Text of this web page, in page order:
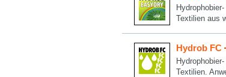
Textilien aus
Hydrob FC
Textilien.